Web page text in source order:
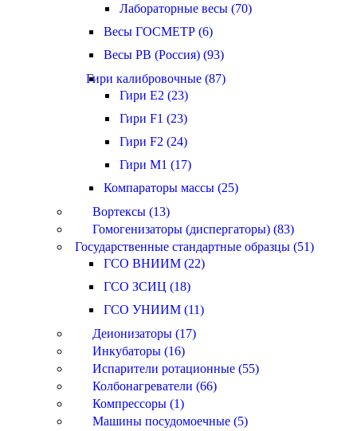
Лабораторные весы (70)
Весы ГОСМЕТР (6)
Весы РВ (Россия) (93)
Гири калибровочные (87)
Гири E2 (23)
Гири F1 (23)
Гири F2 (24)
Гири M1 (17)
Компараторы массы (25)
Вортексы (13)
Гомогенизаторы (диспергаторы) (83)
Государственные стандартные образцы (51)
ГСО ВНИИМ (22)
ГСО ЗСИЦ (18)
ГСО УНИИМ (11)
Деионизаторы (17)
Инкубаторы (16)
Испарители ротационные (55)
Колбонагреватели (66)
Компрессоры (1)
Машины посудомоечные (5)